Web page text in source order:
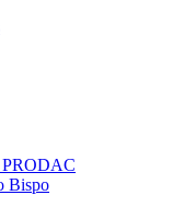
PRODAC
Bispo